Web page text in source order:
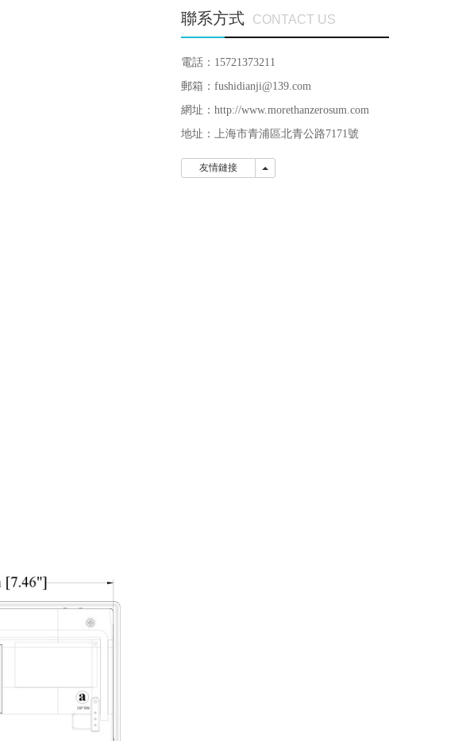
聯系方式 CONTACT US
電話：15721373211
郵箱：fushidianji@139.com
網址：http://www.morethanzerosum.com
地址：上海市青浦區北青公路7171號
友情鏈接 友情鏈接